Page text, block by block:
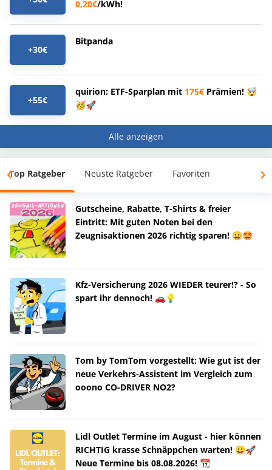
0,20€/kWh!
+30€
Bitpanda
+55€
quirion: ETF-Sparplan mit 175€ Prämien! 🤯
🥳🚀
Alle anzeigen
Top Ratgeber Neuste Ratgeber Favoriten
Gutscheine, Rabatte, T-Shirts & freier
Eintritt: Mit guten Noten bei den
Zeugnisaktionen 2026 richtig sparen! 😀🤩
Kfz-Versicherung 2026 WIEDER teurer!? - So
spart ihr dennoch! 🚗💡
Tom by TomTom vorgestellt: Wie gut ist der
neue Verkehrs-Assistent im Vergleich zum
ooono CO-DRIVER NO2?
Lidl Outlet Termine im August - hier können
RICHTIG krasse Schnäppchen warten! 😀🚀
Neue Termine bis 08.08.2026! 📆